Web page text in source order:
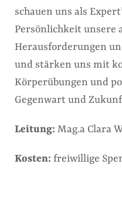
schauen uns als
Persönlichkeit unsere
Herausforderungen
und stärken uns mit
Körperübungen und
Gegenwart und
Leitung: Mag.a Clara
Kosten: freiwillige